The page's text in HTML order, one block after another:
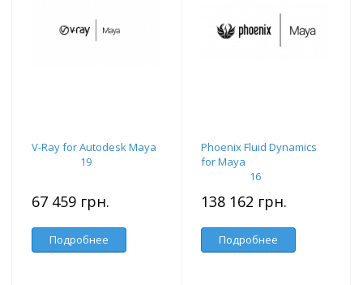
V-Ray for Autodesk Maya
19
67 459 грн.
Подробнее
Phoenix Fluid Dynamics
for Maya
16
138 162 грн.
Подробнее